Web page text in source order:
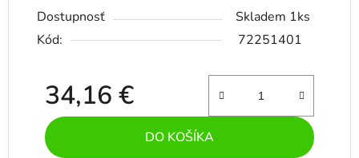
Dostupnosť
Skladem 1ks
Kód:
72251401
34,16 €
Jednotková cena:
DO KOŠÍKA